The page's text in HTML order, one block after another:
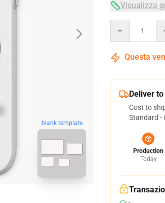
blank template
Visualizza
Questa
Deliver
Cost to
Standard -
Production
Today